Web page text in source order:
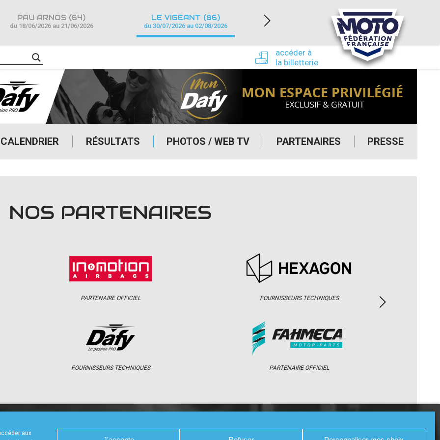
aux
CALENDRIER RÉSULTATS PHOTOS / WEB TV PARTENAIRES PRESSE
accéder à
la billetterie
PAU ARNOS (64)
du 18/06/2026 au 21/06/2026
LE VIGEANT (86)
du 30/07/2026 au 02/08/2026
NEVERS MAGNY-COURS (58)
du 24/09/2026 au 27/09/2026
NOS PARTENAIRES
PARTENAIRE OFFICIEL
FOURNISSEURS TECHNIQUES
FOURNISSEURS TECHNIQUES
PARTENAIRE OFFICIEL
CALENDRIER RÉSULTATS PHOTOS / WEB TV PARTENAIRES PRESSE